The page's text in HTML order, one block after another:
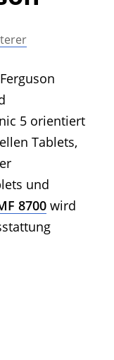
5 orientiert
Tablets,
und
8700 wird